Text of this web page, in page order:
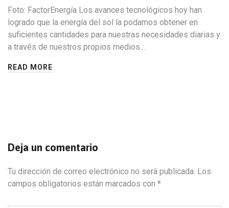
Foto: FactorEnergía Los avances tecnológicos hoy han
logrado que la energía del sol la podamos obtener en
suficientes cantidades para nuestras necesidades diarias y
a través de nuestros propios medios.…
READ MORE
Deja un comentario
Tu dirección de correo electrónico no será publicada. Los
campos obligatorios están marcados con *